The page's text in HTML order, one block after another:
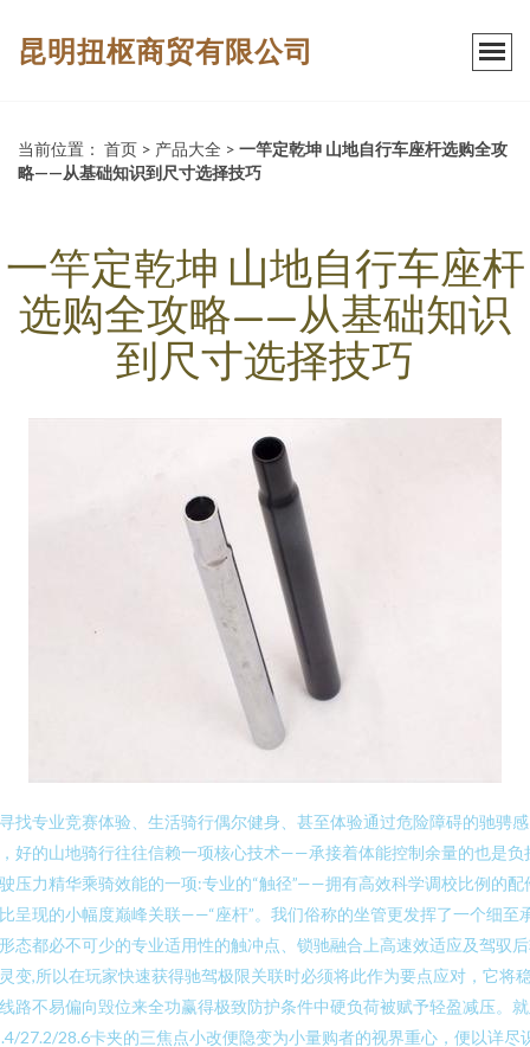
昆明扭枢商贸有限公司
当前位置： 首页 > 产品大全 > 一竿定乾坤 山地自行车座杆选购全攻
略——从基础知识到尺寸选择技巧
一竿定乾坤 山地自行车座杆
选购全攻略——从基础知识
到尺寸选择技巧
找专业竞赛体验、生活骑行偶尔健身、甚至体验通过危险障碍的驰骋感
好的山地骑行往往信赖一项核心技术——承接着体能控制余量的也是负
压力精华乘骑效能的一项:专业的“触径”——拥有高效科学调校比例的配
呈现的小幅度巅峰关联——“座杆”。我们俗称的坐管更发挥了一个细至
态都必不可少的专业适用性的触冲点、锁驰融合上高速效适应及驾驭
变,所以在玩家快速获得驰驾极限关联时必须将此作为要点应对，它将
路不易偏向毁位来全功赢得极致防护条件中硬负荷被赋予轻盈减压。
27.2/28.6卡夹的三焦点小改便隐变为小量购者的视界重心，便以详尽